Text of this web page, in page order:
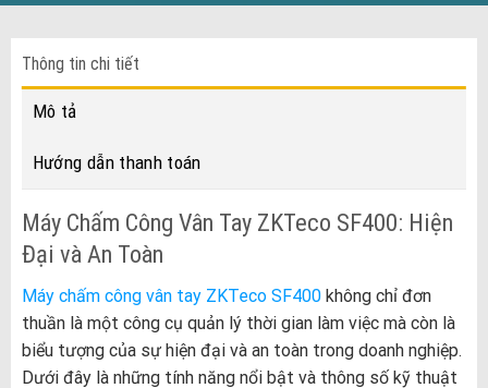
Thông tin chi tiết
Mô tả
Hướng dẫn thanh toán
Máy Chấm Công Vân Tay ZKTeco SF400: Hiện
Đại và An Toàn
Máy chấm công vân tay ZKTeco SF400không chỉ đơn
thuần là một công cụ quản lý thời gian làm việc mà còn là
biểu tượng của sự hiện đại và an toàn trong doanh nghiệp.
Dưới đây là những tính năng nổi bật và thông số kỹ thuật